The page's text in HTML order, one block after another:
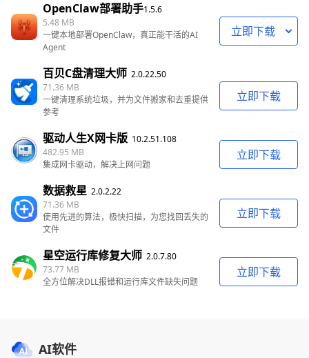
OpenClaw部署助手1.5.6
5.48 MB
一键本地部署OpenClaw，真正能干活的AI
Agent
立即下载
百贝C盘清理大师 2.0.22.50
71.36 MB
一键清理系统垃圾，并为文件搬家和去重提供
参考
立即下载
驱动人生X网卡版 10.2.51.108
482.95 MB
集成网卡驱动，解决上网问题
立即下载
数据救星 2.0.2.22
71.36 MB
使用先进的算法，极快扫描，为您找回丢失的
文件
立即下载
星空运行库修复大师 2.0.7.80
73.77 MB
全方位解决DLL报错和运行库文件缺失问题
立即下载
AI软件